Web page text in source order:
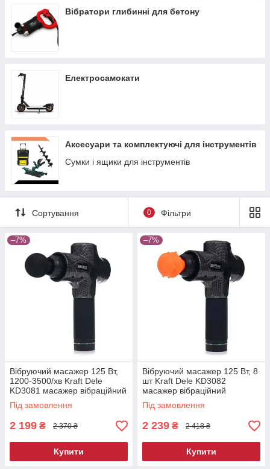
Вібратори глибинні для бетону
Електросамокати
Аксесуари та комплектуючі для інструментів
Сумки і ящики для інструментів
Сортування 0 Фільтри
–7%
Вібруючий масажер 125 Вт,
1200-3500/хв Kraft Dele
KD3081 масажер вібраційний
Під замовлення
2 199 ₴ 2 370 ₴
Купити
–7%
Вібруючий масажер 125 Вт, 8
шт Kraft Dele KD3082
масажер вібраційний
Під замовлення
2 239 ₴ 2 418 ₴
Купити